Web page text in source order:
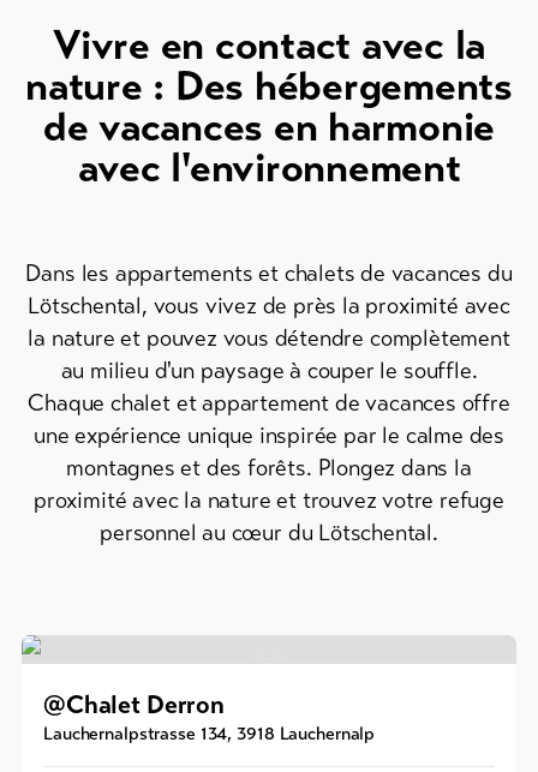
Vers
l'aperçu
Bons
cadeau
Souvenirs
Vivre en contact avec la
nature : Des hébergements
de vacances en harmonie
avec l'environnement
Dans les appartements et chalets de vacances du
Lötschental, vous vivez de près la proximité avec
la nature et pouvez vous détendre complètement
au milieu d'un paysage à couper le souffle.
Chaque chalet et appartement de vacances offre
une expérience unique inspirée par le calme des
montagnes et des forêts. Plongez dans la
proximité avec la nature et trouvez votre refuge
personnel au cœur du Lötschental.
@Chalet Derron
Lauchernalpstrasse 134, 3918 Lauchernalp